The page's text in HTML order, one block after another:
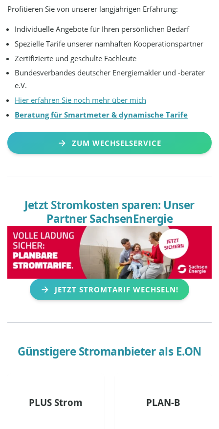
Profitieren Sie von unserer langjährigen Erfahrung:
Individuelle Angebote für Ihren persönlichen Bedarf
Spezielle Tarife unserer namhaften Kooperationspartner
Zertifizierte und geschulte Fachleute
Bundesverbandes deutscher Energiemakler und -berater
e.V.
Hier erfahren Sie noch mehr über mich
Beratung für Smartmeter & dynamische Tarife
ZUM WECHSELSERVICE
Jetzt Stromkosten sparen: Unser
Partner SachsenEnergie
JETZT STROMTARIF WECHSELN!
Günstigere Stromanbieter als E.ON
PLUS Strom PLAN-B